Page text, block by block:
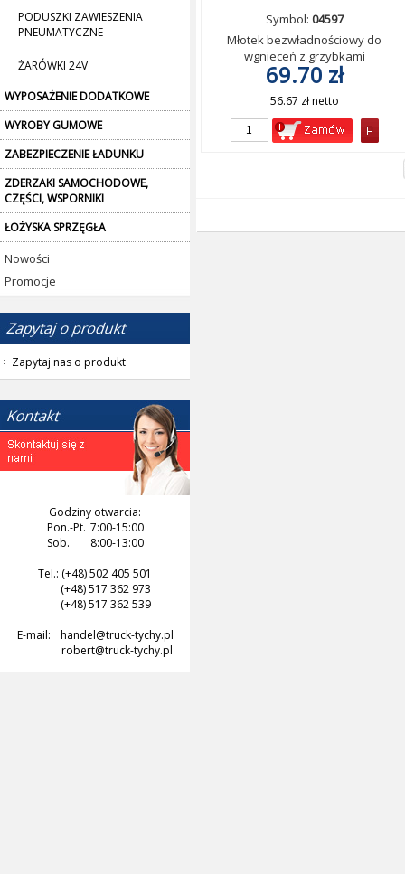
PODUSZKI ZAWIESZENIA
PNEUMATYCZNE
ŻARÓWKI 24V
WYPOSAŻENIE DODATKOWE
WYROBY GUMOWE
ZABEZPIECZENIE ŁADUNKU
ZDERZAKI SAMOCHODOWE,
CZĘŚCI, WSPORNIKI
ŁOŻYSKA SPRZĘGŁA
Nowości
Promocje
Zapytaj nas o produkt
Godziny otwarcia:
Pon.-Pt. 7:00-15:00
Sob.
8:00-13:00
Tel.: (+48) 502 405 501
(+48) 517 362 973
(+48) 517 362 539
E-mail:
handel@truck-tychy.pl
robert@truck-tychy.pl
Symbol: 04597
Młotek bezwładnościowy do
wgnieceń z grzybkami
69.70 zł
56.67 zł netto